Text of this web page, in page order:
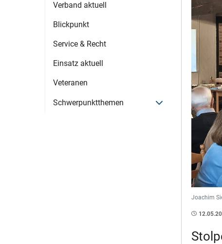
Verband aktuell
Blickpunkt
Service & Recht
Einsatz aktuell
Veteranen
Schwerpunktthemen Menü öffnen
Joachim